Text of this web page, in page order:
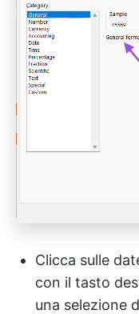
Clicca sulle
con il tasto
una selezione